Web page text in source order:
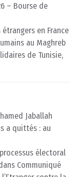
– Bourse de
en France
au Maghreb
de Tunisie,
Jaballah
a quittés : au
électoral
Communiqué